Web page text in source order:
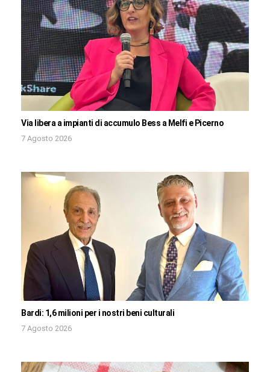
Via libera a impianti di accumulo Bess a Melfi e Picerno
7 Agosto 2026
Bardi: 1,6 milioni per i nostri beni culturali
7 Agosto 2026